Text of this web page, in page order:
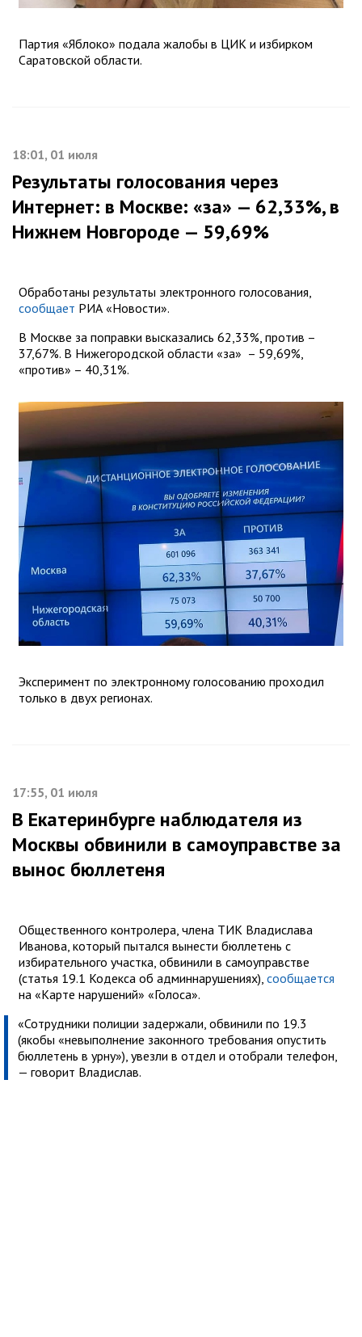
Партия «Яблоко» подала жалобы в ЦИК и избирком
Саратовской области.
18:01, 01 июля
Результаты голосования через
Интернет: в Москве: «за» — 62,33%, в
Нижнем Новгороде — 59,69%
Обработаны результаты электронного голосования,
сообщает РИА «Новости».
В Москве за поправки высказались 62,33%, против –
37,67%. В Нижегородской области «за» – 59,69%,
«против» – 40,31%.
Эксперимент по электронному голосованию проходил
только в двух регионах.
17:55, 01 июля
В Екатеринбурге наблюдателя из
Москвы обвинили в самоуправстве за
вынос бюллетеня
Общественного контролера, члена ТИК Владислава
Иванова, который пытался вынести бюллетень с
избирательного участка, обвинили в самоуправстве
(статья 19.1 Кодекса об админнарушениях), сообщается
на «Карте нарушений» «Голоса».
«Сотрудники полиции задержали, обвинили по 19.3
(якобы «невыполнение законного требования опустить
бюллетень в урну»), увезли в отдел и отобрали телефон,
— говорит Владислав.